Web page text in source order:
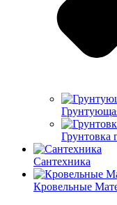
Грунтовка
Сантехника
Кровельные